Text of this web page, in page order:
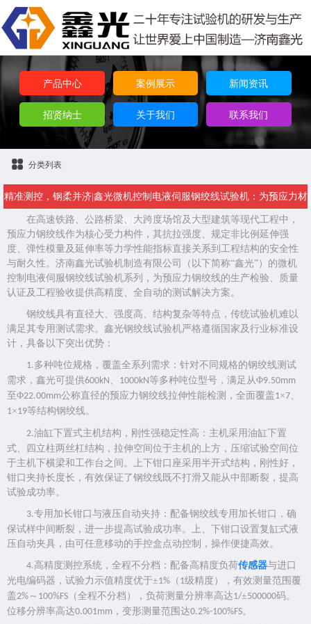
产品中心 案例展示 新闻资讯
招贤纳士 关于我们 联系我们
分类列表
精准测控，钢柔并济|鑫光微机控制电液伺服钢绞线试验机：为预应力材
料提供可靠数据保障
在高速铁路、公路桥梁、大跨度场馆及大型建筑等现代工程中，
预应力钢绞线作为核心受力构件，其抗拉强度、规定非比例延伸强
度、弹性模量及延伸率等力学性能指标直接关系到工程结构的安全性
与耐久性。济南鑫光试验机制造有限公司（以下简称“鑫光”）的微机
控制电液伺服钢绞线试验机系列，为预应力钢绞线的生产检验、质量
认证及工程验收提供高精度、全自动的测试解决方案。
钢绞线具有直径大、强度高、结构复杂等特点，传统试验机难以
满足其专用测试需求。鑫光钢绞线试验机严格遵循国家及行业标准设
计，具备以下突出优势：
1.多种吨位规格，覆盖全系列需求：针对不同规格的钢绞线测试
需求，鑫光可提供600kN 、 1000kN等多种吨位型号，满足从Φ9.50mm
至Φ22.00mm公称直径的预应力钢绞线拉伸性能检测，全面覆盖1×7、
1×19等结构钢绞线。
2.油缸下置式主机结构，刚性强稳定性高：主机采用油缸下置
式、四立柱两丝杠结构，拉伸空间位于主机的上方，压缩试验空间位
于主机下横梁和工作台之间。上下钳口座采用半开式结构，刚性好，
钳口夹持长度长，有效保证了钢绞线既不打滑又能从中部断裂，提高
试验成功率。
3.专用加长钳口与液压自动夹持：配备钢绞线专用加长钳口，确
保试样中间断裂，进一步提高试验成功率。上、下钳口设置复缸式液
压自动夹具，由可任意移动的手控盒点动控制，操作便捷高效。
4.高精度测控系统，全程不分档：配备高精度负荷传感器与进口
光电编码器，试验力示值精度优于±1% （ 1级精度），有效测量范围覆
盖2% ～ 100%FS （全程不分档），负荷测量分辨率高达1/±500000码。
位移分辨率高达0.001mm ，变形测量范围达0.2%-100%FS。